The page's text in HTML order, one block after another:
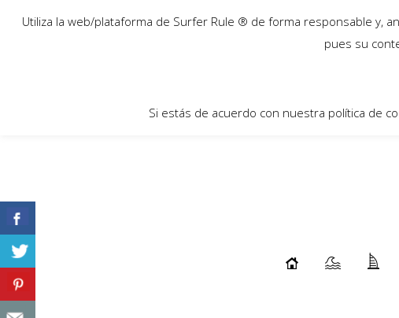
26
Utiliza la web/plataforma de Surfer Rule ® de forma responsable y,
pues su
Si estás de acuerdo con nuestra política de